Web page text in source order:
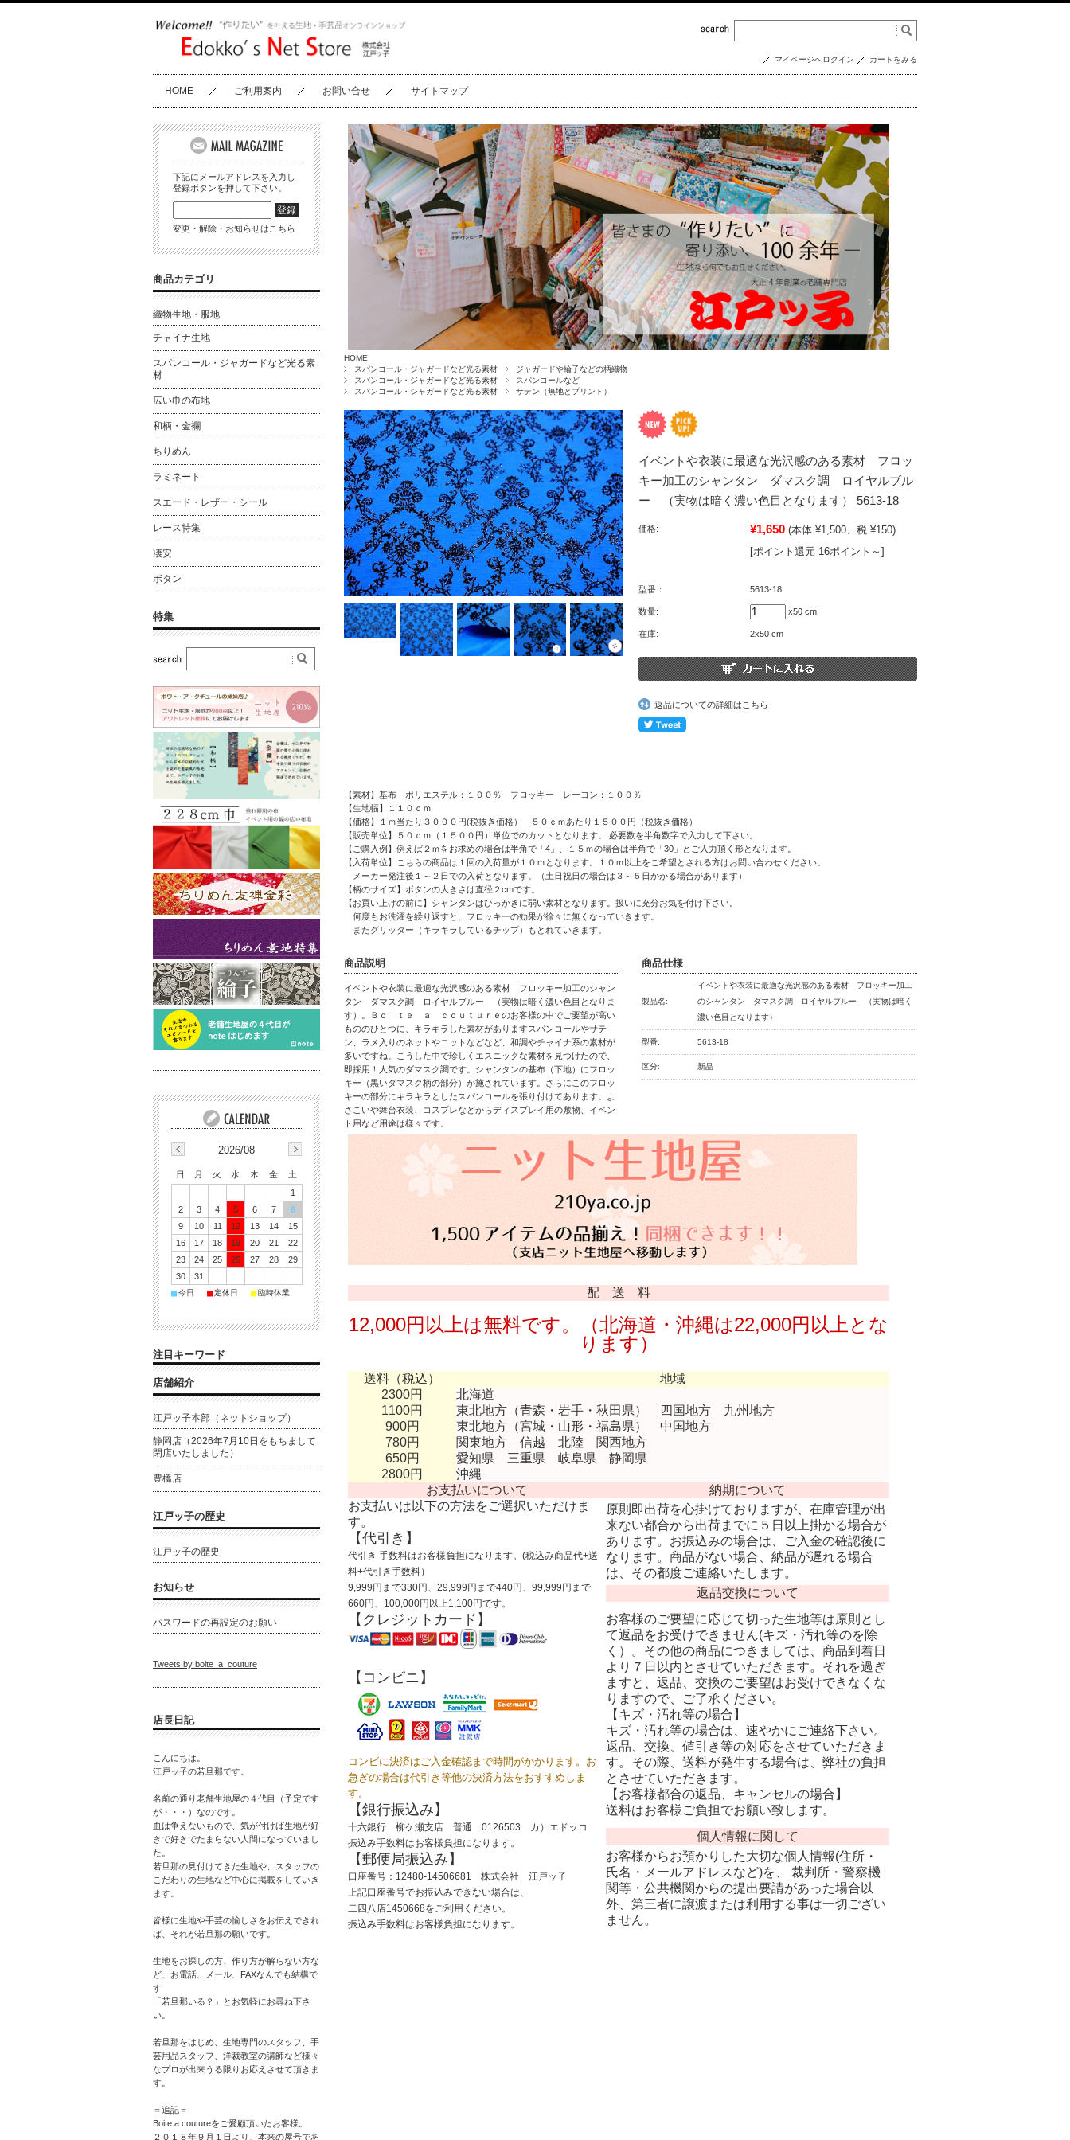
マイページへログイン カートをみる
HOME ご利用案内 お問い合せ サイトマップ
HOME
スパンコール・ジャガードなど光る素材
ジャガードや綸子などの柄織物
スパンコール・ジャガードなど光る素材
スパンコールなど
スパンコール・ジャガードなど光る素材
サテン（無地とプリント）
イベントや衣装に最適な光沢感のある素材 フロッ
キー加工のシャンタン ダマスク調 ロイヤルブル
ー （実物は暗く濃い色目となります） 5613-18
価格: ¥1,650 (本体 ¥1,500、税 ¥150)
[ポイント還元 16ポイント～]
型番： 5613-18
数量: x50 cm
在庫: 2x50 cm
返品についての詳細はこちら
【素材】基布 ポリエステル：１００％ フロッキー レーヨン：１００％
【生地幅】１１０ｃｍ
【価格】１ｍ当たり３０００円(税抜き価格） ５０ｃｍあたり１５００円（税抜き価格）
【販売単位】５０ｃｍ（１５００円）単位でのカットとなります。 必要数を半角数字で入力して下さい。
【ご購入例】例えば２ｍをお求めの場合は半角で「4」、１５ｍの場合は半角で「30」とご入力頂く形となります。
【入荷単位】こちらの商品は１回の入荷量が１０ｍとなります。１０ｍ以上をご希望とされる方はお問い合わせください。
メーカー発注後１～２日での入荷となります。（土日祝日の場合は３～５日かかる場合があります）
【柄のサイズ】ボタンの大きさは直径２cmです。
【お買い上げの前に】シャンタンはひっかきに弱い素材となります。扱いに充分お気を付け下さい。
何度もお洗濯を繰り返すと、フロッキーの効果が徐々に無くなっていきます。
またグリッター（キラキラしているチップ）もとれていきます。
商品説明
イベントや衣装に最適な光沢感のある素材 フロッキー加工のシャン
タン ダマスク調 ロイヤルブルー （実物は暗く濃い色目となりま
す）。Ｂｏｉｔｅ ａ ｃｏｕｔｕｒｅのお客様の中でご要望が高い
もののひとつに、キラキラした素材がありますスパンコールやサテ
ン、ラメ入りのネットやニットなどなど、和調やチャイナ系の素材が
多いですね。こうした中で珍しくエスニックな素材を見つけたので、
即採用！人気のダマスク調です。シャンタンの基布（下地）にフロッ
キー（黒いダマスク柄の部分）が施されています。さらにこのフロッ
キーの部分にキラキラとしたスパンコールを張り付けてあります。よ
さこいや舞台衣装、コスプレなどからディスプレイ用の敷物、イベン
ト用など用途は様々です。
商品仕様
製品名:
イベントや衣装に最適な光沢感のある素材 フロッキー加工
のシャンタン ダマスク調 ロイヤルブルー （実物は暗く
濃い色目となります）
型番: 5613-18
区分: 新品
配 送 料
12,000円以上は無料です。（北海道・沖縄は22,000円以上とな
ります）
送料（税込）
地域
2300円
北海道
1100円
東北地方（青森・岩手・秋田県） 四国地方 九州地方
900円
東北地方（宮城・山形・福島県） 中国地方
780円
関東地方 信越 北陸 関西地方
650円
愛知県 三重県 岐阜県 静岡県
2800円
沖縄
お支払いについて
納期について
お支払いは以下の方法をご選択いただけま
す。
【代引き】
代引き 手数料はお客様負担になります。(税込み商品代+送
料+代引き手数料）
9,999円まで330円、29,999円まで440円、99,999円まで
660円、100,000円以上1,100円です。
【クレジットカード】
【コンビニ】
コンビに決済はご入金確認まで時間がかかります。お
急ぎの場合は代引き等他の決済方法をおすすめしま
す。
【銀行振込み】
十六銀行 柳ケ瀬支店 普通 0126503 カ）エドッコ
振込み手数料はお客様負担になります。
【郵便局振込み】
口座番号：12480-14506681 株式会社 江戸ッ子
上記口座番号でお振込みできない場合は、
二四八店1450668をご利用ください。
振込み手数料はお客様負担になります。
原則即出荷を心掛けておりますが、在庫管理が出
来ない都合から出荷までに５日以上掛かる場合が
あります。お振込みの場合は、ご入金の確認後に
なります。商品がない場合、納品が遅れる場合
は、その都度ご連絡いたします。
返品交換について
お客様のご要望に応じて切った生地等は原則とし
て返品をお受けできません(キズ・汚れ等のを除
く）。その他の商品につきましては、商品到着日
より７日以内とさせていただきます。それを過ぎ
ますと、返品、交換のご要望はお受けできなくな
りますので、ご了承ください。
【キズ・汚れ等の場合】
キズ・汚れ等の場合は、速やかにご連絡下さい。
返品、交換、値引き等の対応をさせていただきま
す。その際、送料が発生する場合は、弊社の負担
とさせていただきます。
【お客様都合の返品、キャンセルの場合】
送料はお客様ご負担でお願い致します。
個人情報に関して
お客様からお預かりした大切な個人情報(住所・
氏名・メールアドレスなど)を、 裁判所・警察機
関等・公共機関からの提出要請があった場合以
外、第三者に譲渡または利用する事は一切ござい
ません。
下記にメールアドレスを入力し
登録ボタンを押して下さい。
変更・解除・お知らせはこちら
商品カテゴリ
織物生地・服地
チャイナ生地
スパンコール・ジャガードなど光る素
材
広い巾の布地
和柄・金襴
ちりめん
ラミネート
スエード・レザー・シール
レース特集
凄安
ボタン
特集
2026/08
日 月 火 水 木 金
土
1
2
3 4 5 6 7
8
9
10 11 12 13 14
15
16
17 18 19 20 21
22
23
24 25 26 27 28
29
30
31
■今日 ■定休日 ■臨時休業
注目キーワード
店舗紹介
江戸ッ子本部（ネットショップ）
静岡店（2026年7月10日をもちまして
閉店いたしました）
豊橋店
江戸ッ子の歴史
江戸ッ子の歴史
お知らせ
パスワードの再設定のお願い
Tweets by boite_a_couture
店長日記
こんにちは。
江戸ッ子の若旦那です。
名前の通り老舗生地屋の４代目（予定です
が・・・）なのです。
血は争えないもので、気が付けば生地が好
きで好きでたまらない人間になっていまし
た。
若旦那の見付けてきた生地や、スタッフの
こだわりの生地など中心に掲載をしていき
ます。
皆様に生地や手芸の愉しさをお伝えできれ
ば、それが若旦那の願いです。
生地をお探しの方、作り方が解らない方な
ど、お電話、メール、FAXなんでも結構で
す
「若旦那いる？」とお気軽にお尋ね下さ
い。
若旦那をはじめ、生地専門のスタッフ、手
芸用品スタッフ、洋裁教室の講師など様々
なプロが出来うる限りお応えさせて頂きま
す。
＝追記＝
Boite a coutureをご愛顧頂いたお客様。
２０１８年９月１日より、本来の屋号であ